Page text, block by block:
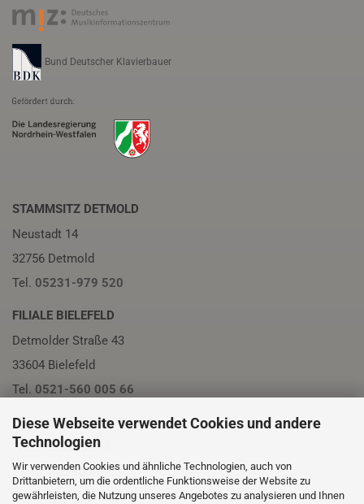
Diese Webseite verwendet Cookies und andere
Technologien
Wir verwenden Cookies und ähnliche Technologien, auch von
Drittanbietern, um die ordentliche Funktionsweise der Website zu
gewährleisten, die Nutzung unseres Angebotes zu analysieren und Ihnen
Bund Deutscher Klavierbauer
STAMMSITZ DETMOLD
Neustadt 14
32756 Detmold
Tel. 05231-979 520
FILIALE BIELEFELD
Detmolder Straße 43
33604 Bielefeld
Tel. 0521-560 005 66
FILIALE PADERBORN
Friedrichstraße 13
33102 Paderborn
Tel.05251-230 01